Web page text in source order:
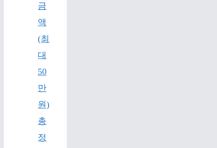
금
액
(최
대
50
만
원)
총
정